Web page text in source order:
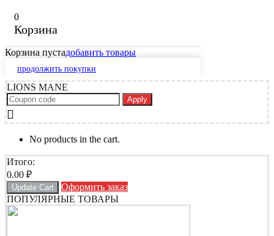
0
Корзина
Корзина пустадобавить товары
продолжить покупки
LIONS MANE
Apply
No products in the cart.
Итого:
0.00 ₽
Update Cart
Оформить заказ
ПОПУЛЯРНЫЕ ТОВАРЫ